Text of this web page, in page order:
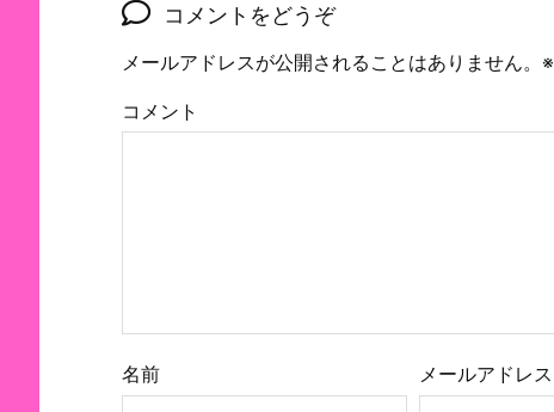
コメントをどうぞ
メールアドレスが公開されることはありません。 ※
コメント
名前 メールアドレス